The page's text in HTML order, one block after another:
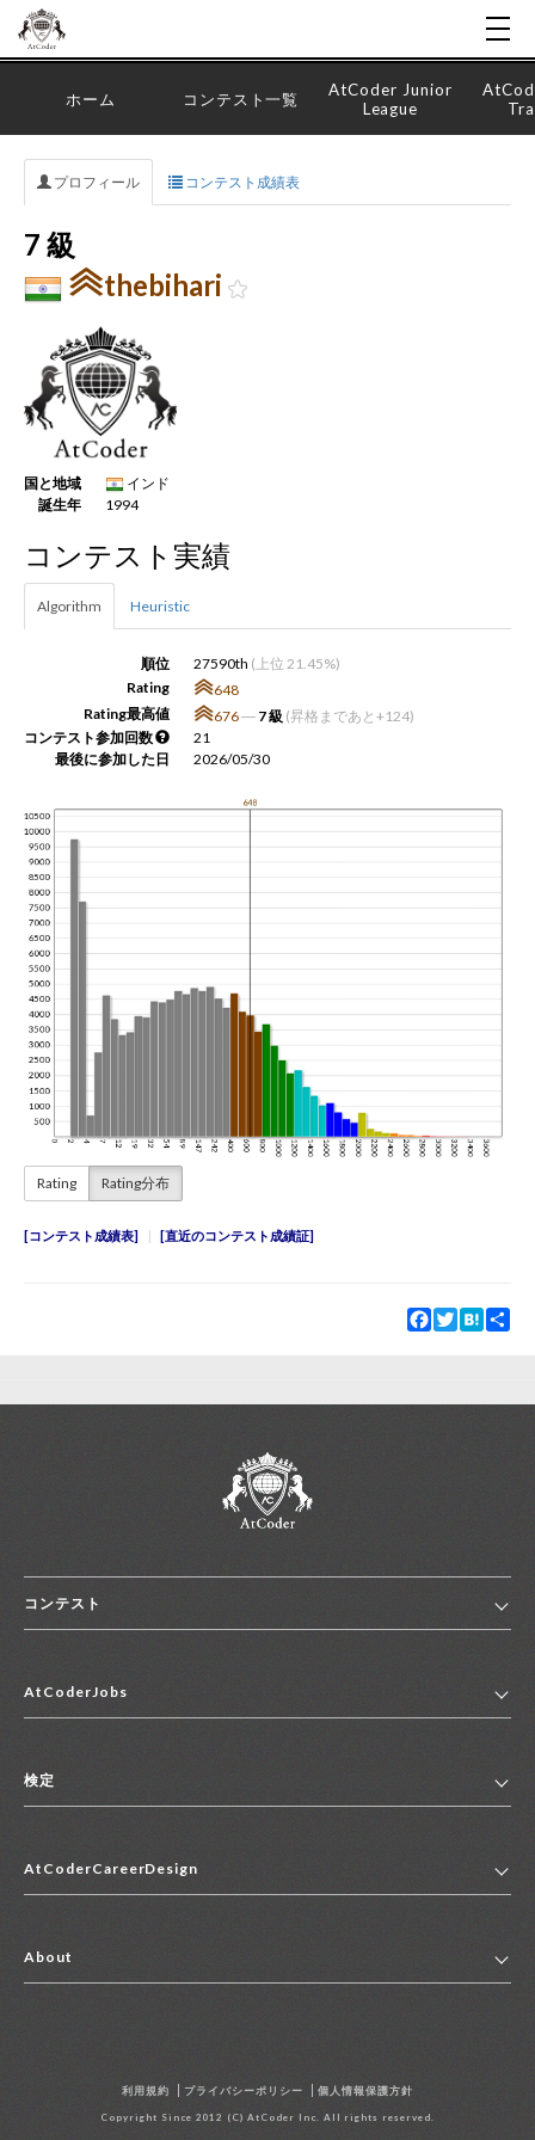
JP EN
ホーム コンテスト一覧
AtCoder Junior
League
プロフィール コンテスト成績表
7 級
thebihari
国と地域
インド
誕生年
1994
コンテスト実績
Algorithm Heuristic
順位 27590th (上位 21.45%)
Rating
648
Rating最高値
676― 7 級 (昇格まであと+124)
コンテスト参加回数
21
最後に参加した日
2026/05/30
Rating Rating分布
コンテスト成績表 直近のコンテスト成績証
Facebook
TwitterHatena
コンテスト
コンテスト一覧
便利リンク集
AtCoderJobs
2027年新卒採用求人一覧
中途採用求人一覧
アルバイト求人一覧
その他求人一覧
検定
マイページ
AtCoderCareerDesign
About
Copyright Since 2012 (C) AtCoder Inc. All rights reserved.
利用規約 プライバシーポリシー 個人情報保護方針